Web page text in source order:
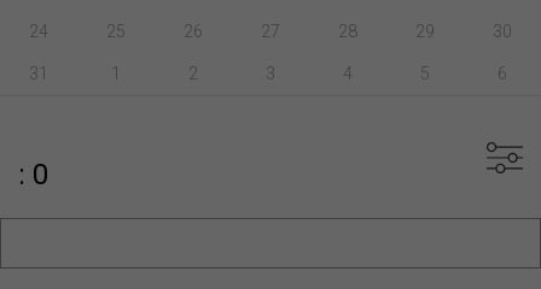
24 25 26 27 28 29 30
31 1 2 3 4 5 6
: 0